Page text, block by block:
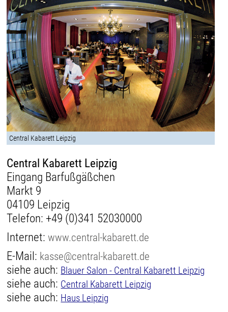
Central Kabarett Leipzig
Central Kabarett Leipzig
Eingang Barfußgäßchen
Markt 9
04109 Leipzig
Telefon: +49 (0)341 52030000
Internet:www.central-kabarett.de
E-Mail: kasse@central-kabarett.de
siehe auch: Blauer Salon - Central Kabarett Leipzig
siehe auch: Central Kabarett Leipzig
siehe auch: Haus Leipzig